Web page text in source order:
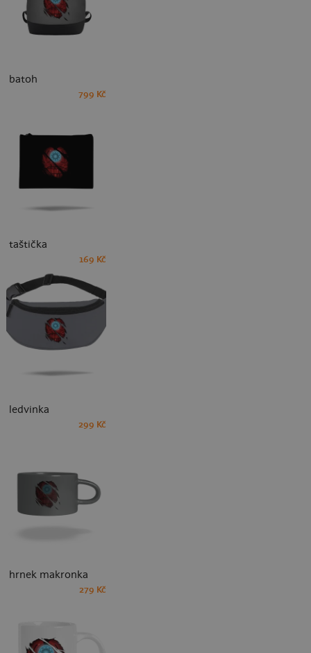
batoh
799 Kč
taštička
169 Kč
ledvinka
299 Kč
hrnek makronka
279 Kč